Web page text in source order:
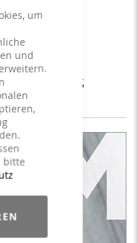
um
und
bitte
SICH DAS